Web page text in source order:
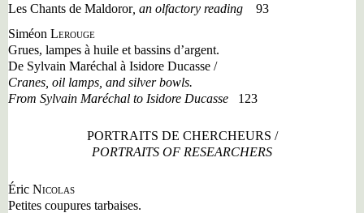
Les Chants de Maldoror, an olfactory reading
93
Siméon Lerouge
Grues, lampes à huile et bassins d’argent.
De Sylvain Maréchal à Isidore Ducasse /
Cranes, oil lamps, and silver bowls.
From Sylvain Maréchal to Isidore Ducasse
123
PORTRAITS DE CHERCHEURS /
PORTRAITS OF RESEARCHERS
Éric Nicolas
Petites coupures tarbaises.